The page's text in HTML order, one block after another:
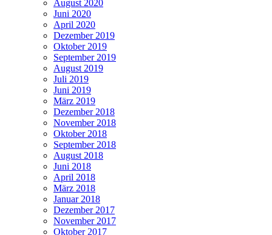
August 2020
Juni 2020
April 2020
Dezember 2019
Oktober 2019
September 2019
August 2019
Juli 2019
Juni 2019
März 2019
Dezember 2018
November 2018
Oktober 2018
September 2018
August 2018
Juni 2018
April 2018
März 2018
Januar 2018
Dezember 2017
November 2017
Oktober 2017